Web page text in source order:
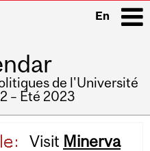
En
de l'Université
– Été 2023
Visit Minerva